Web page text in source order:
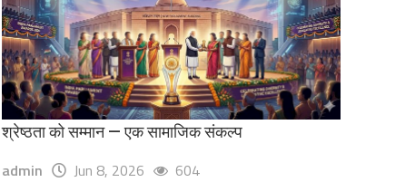
श्रेष्ठता को सम्मान — एक सामाजिक संकल्प
admin Jun 8, 2026 604